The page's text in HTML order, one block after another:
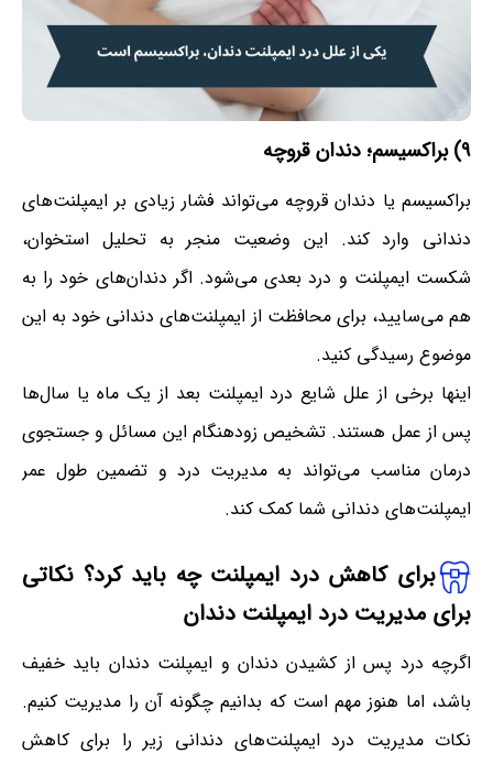
۹) براکسیسم؛ دندان قروچه
براکسیسم یا دندان قروچه می‌تواند فشار زیادی بر ایمپلنت‌های
دندانی وارد کند. این وضعیت منجر به تحلیل استخوان،
شکست ایمپلنت و درد بعدی می‌شود. اگر دندان‌های خود را به
هم می‌سایید، برای محافظت از ایمپلنت‌های دندانی خود به این
موضوع رسیدگی کنید.
اینها برخی از علل شایع درد ایمپلنت بعد از یک ماه یا سال‌ها
پس از عمل هستند. تشخیص زودهنگام این مسائل و جستجوی
درمان مناسب می‌تواند به مدیریت درد و تضمین طول عمر
ایمپلنت‌های دندانی شما کمک کند.
برای کاهش درد ایمپلنت چه باید کرد؟ نکاتی
برای مدیریت درد ایمپلنت دندان
اگرچه درد پس از کشیدن دندان و ایمپلنت دندان باید خفیف
باشد، اما هنوز مهم است که بدانیم چگونه آن را مدیریت کنیم.
نکات مدیریت درد ایمپلنت‌های دندانی زیر را برای کاهش